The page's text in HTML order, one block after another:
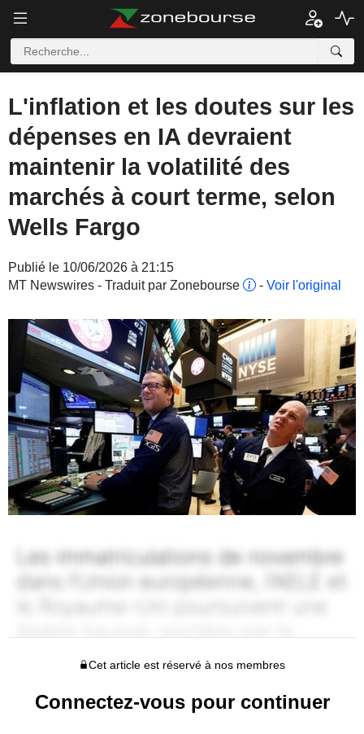
L'inflation et les doutes sur les
dépenses en IA devraient
maintenir la volatilité des
marchés à court terme, selon
Wells Fargo
Publié le 10/06/2026 à 21:15
MT Newswires - Traduit par Zonebourse
- Voir l'original
Cet article est réservé à nos membres
Connectez-vous pour continuer